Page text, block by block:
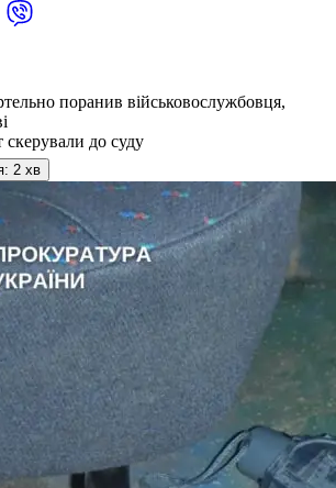
поранив військовослужбовця,
до суду
2 хв